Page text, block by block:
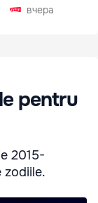
вчера
pentru
2015-